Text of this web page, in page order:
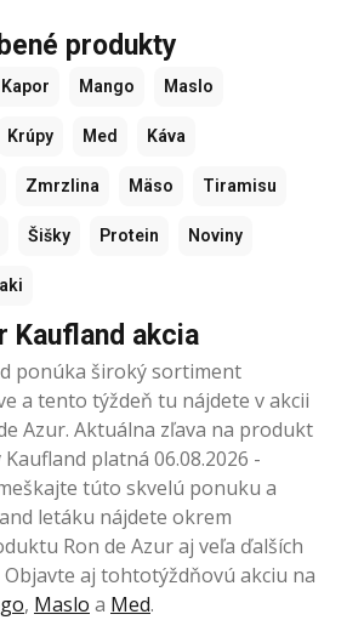
produkty
Kapor Mango Maslo
Krúpy Med Káva
Zmrzlina Mäso Tiramisu
Šišky Protein Noviny
Kaufland akcia
ponúka široký sortiment
a tento týždeň tu nájdete v akcii
Azur. Aktuálna zľava na produkt
platná 06.08.2026 -
túto skvelú ponuku a
letáku nájdete okrem
Ron de Azur aj veľa ďalších
aj tohtotýždňovú akciu na
, Maslo a Med.